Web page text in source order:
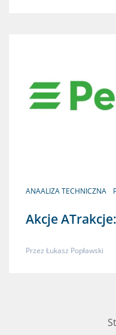
ANAALIZA TECHNICZNA
Akcje
Przez Łukasz Popławski